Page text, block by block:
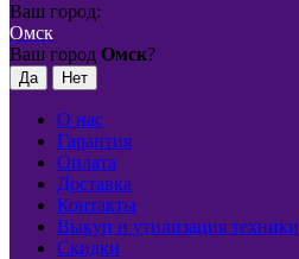
Ваш город:
Омск
Ваш город Омск?
О нас
Гарантия
Оплата
Доставка
Контакты
Выкуп и утилизация техники
Скидки